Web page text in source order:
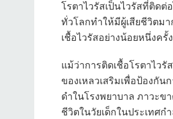
โรตาไวรัสเป็นไวรัสที่ติดต่
ทั่วโลกทำให้มีผู้เสียชีวิตม
เชื้อไวรัสอย่างน้อยหนึ่งครั้
แม้ว่าการติดเชื้อโรตาไว
ของเหลวเสริมเพื่อป้องกัน
ดำในโรงพยาบาล ภาวะข
ชีวิตในวัยเด็กในประเทศก